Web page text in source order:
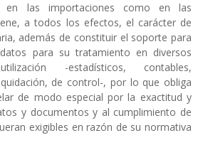
en las importaciones como en las
a todos los efectos, el carácter de
además de constituir el soporte para
para su tratamiento en diversos
-estadísticos, contables,
de control-, por lo que obliga
de modo especial por la exactitud y
y documentos y al cumplimiento de
exigibles en razón de su normativa